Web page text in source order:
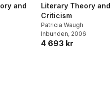
and
Totalt antal röster:
Literary Theory and
Criticism
Patricia Waugh
Inbunden, 2006
4 693 kr